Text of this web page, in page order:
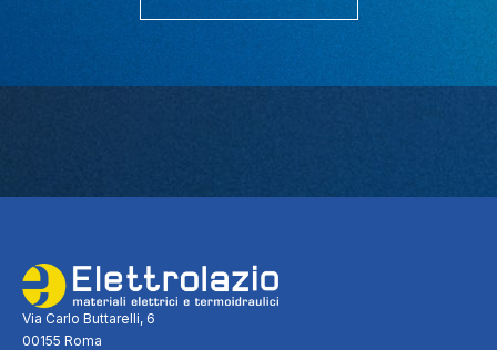
Via Carlo Buttarelli, 6
00155 Roma